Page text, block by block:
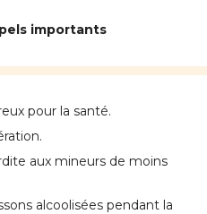
importants
pour la santé.
aux mineurs de moins
alcoolisées pendant la